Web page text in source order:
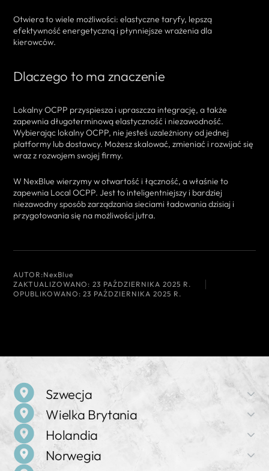
Otwiera to wiele możliwości: elastyczne taryfy, lepszą
efektywność energetyczną i płynniejsze wrażenia dla
kierowców.
Dlaczego to ma znaczenie
Lokalny OCPP przyspiesza i upraszcza integrację, a także
zapewnia długoterminową elastyczność i niezawodność.
Wybierając lokalny OCPP, nie jesteś uzależniony od jednej
platformy lub dostawcy. Możesz skalować, zmieniać i rozwijać się
wraz z rozwojem swojej firmy.
W NexBlue wierzymy w otwartość i łączność, a właśnie to
zapewnia Local OCPP. Jest to inteligentniejszy i bardziej
niezawodny sposób zarządzania sieciami ładowania dzisiaj i
przygotowania się na możliwości jutra.
AUTOR:NexBlue
ZAKTUALIZOWANO: 23 PAŹDZIERNIKA 2025 R.
OPUBLIKOWANO: 23 PAŹDZIERNIKA 2025 R.
Szwecja
Nazwa firmy
NexBlue
Adres
Birger Jarlsgatan 57 C, 113 56 Sztokholm, Szwecja
Wielka Brytania
Nazwa firmy
NexBlue
Holandia
Nazwa firmy
Norwegia